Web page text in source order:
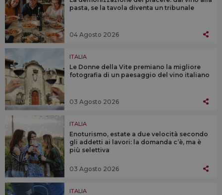
pasta, se la tavola diventa un tribunale
04 Agosto 2026
ITALIA
Le Donne della Vite premiano la migliore
fotografia di un paesaggio del vino italiano
03 Agosto 2026
ITALIA
Enoturismo, estate a due velocità secondo
gli addetti ai lavori: la domanda c’è, ma è
più selettiva
03 Agosto 2026
ITALIA